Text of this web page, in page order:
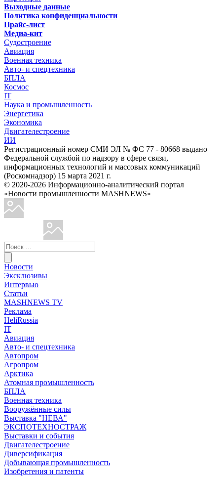
Выходные данные
Политика конфиденциальности
Прайс-лист
Медиа-кит
Судостроение
Авиация
Военная техника
Авто- и спецтехника
БПЛА
Космос
IT
Наука и промышленность
Энергетика
Экономика
Двигателестроение
ИИ
Регистрационный номер СМИ ЭЛ № ФС 77 - 80668 выдано
Федеральной службой по надзору в сфере связи,
информационных технологий и массовых коммуникаций
(Роскомнадзор) 15 марта 2021 г.
© 2020-2026 Информационно-аналитический портал
«Новости промышленности MASHNEWS»
Новости
Эксклюзивы
Интервью
Статьи
MASHNEWS TV
Реклама
HeliRussia
IT
Авиация
Авто- и спецтехника
Автопром
Агропром
Арктика
Атомная промышленность
БПЛА
Военная техника
Вооружённые силы
Выставка "НЕВА"
ЭКСПОТЕХНОСТРАЖ
Выставки и события
Двигателестроение
Диверсификация
Добывающая промышленность
Изобретения и патенты